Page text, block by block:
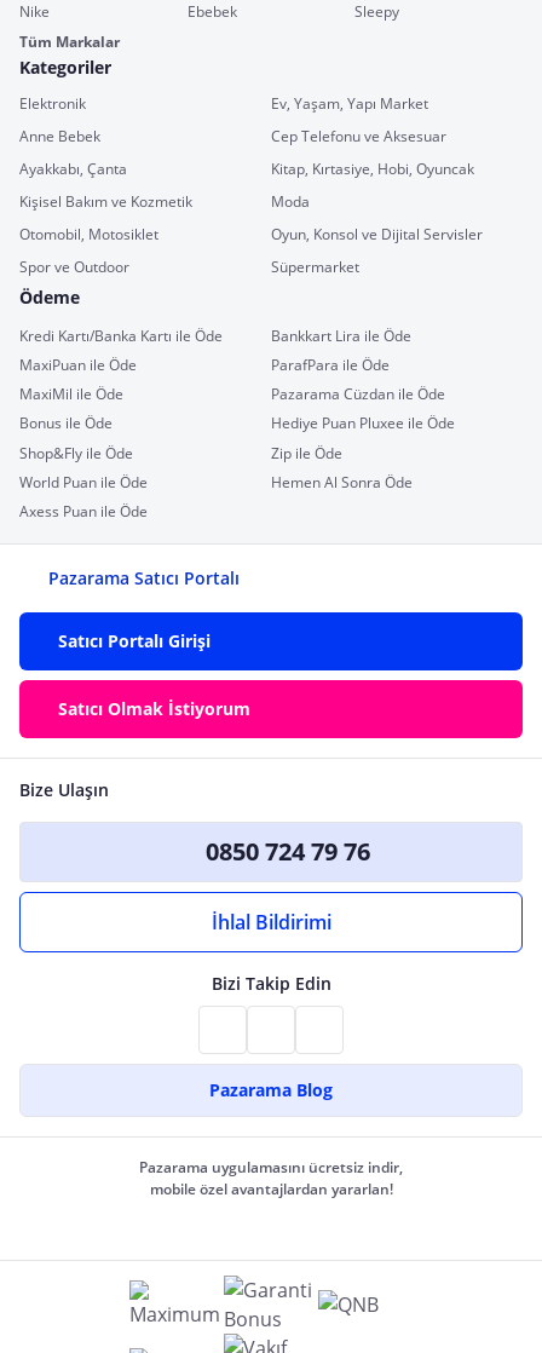
Nike
Ebebek
Sleepy
Tüm Markalar
Kategoriler
Elektronik
Ev, Yaşam, Yapı Market
Anne Bebek
Cep Telefonu ve Aksesuar
Ayakkabı, Çanta
Kitap, Kırtasiye, Hobi, Oyuncak
Kişisel Bakım ve Kozmetik
Moda
Otomobil, Motosiklet
Oyun, Konsol ve Dijital Servisler
Spor ve Outdoor
Süpermarket
Ödeme
Kredi Kartı/Banka Kartı ile Öde
Bankkart Lira ile Öde
MaxiPuan ile Öde
ParafPara ile Öde
MaxiMil ile Öde
Pazarama Cüzdan ile Öde
Bonus ile Öde
Hediye Puan Pluxee ile Öde
Shop&Fly ile Öde
Zip ile Öde
World Puan ile Öde
Hemen Al Sonra Öde
Axess Puan ile Öde
Pazarama Satıcı Portalı
Satıcı Portalı Girişi
Satıcı Olmak İstiyorum
Bize Ulaşın
0850 724 79 76
İhlal Bildirimi
Bizi Takip Edin
Pazarama Blog
Pazarama uygulamasını ücretsiz indir,
mobile özel avantajlardan yararlan!